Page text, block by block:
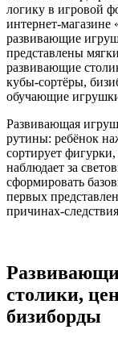
логику в игровой
развивающие
представлены
развивающие
кубы‑сортёры,
обучающие
Развивающая
рутины: ребёнок
сортирует
наблюдает за
сформировать
первых
столики,
бизиборды